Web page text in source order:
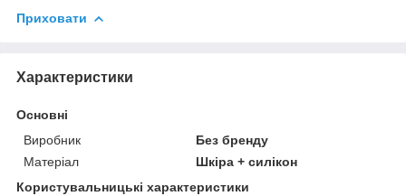
Приховати
Характеристики
Основні
Виробник
Без бренду
Матеріал
Шкіра + силікон
Користувальницькі характеристики